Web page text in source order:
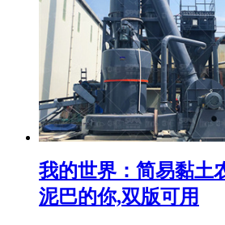
我的世界：简易黏土
泥巴的你,双版可用